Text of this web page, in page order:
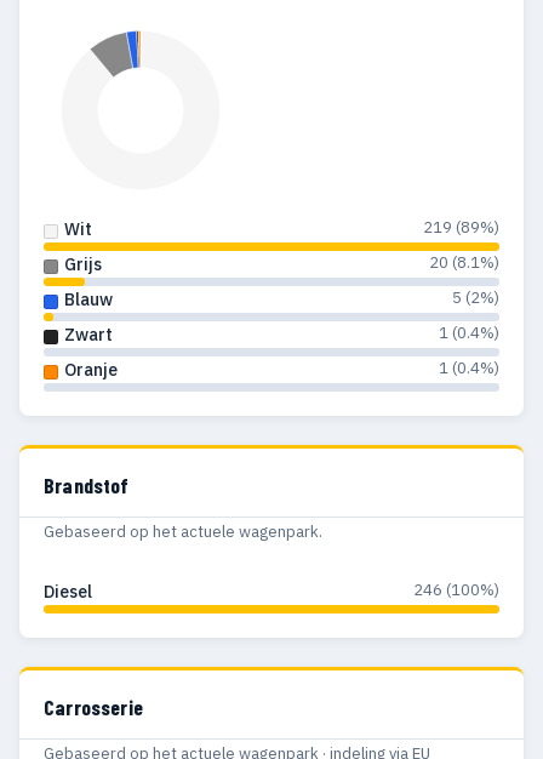
Wit 219 (89%)
Grijs 20 (8.1%)
Blauw 5 (2%)
Zwart 1 (0.4%)
Oranje 1 (0.4%)
Brandstof
Gebaseerd op het actuele wagenpark.
Diesel 246 (100%)
Carrosserie
Gebaseerd op het actuele wagenpark · indeling via EU